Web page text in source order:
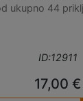
ukupno 44
ID:12911
17,00 €